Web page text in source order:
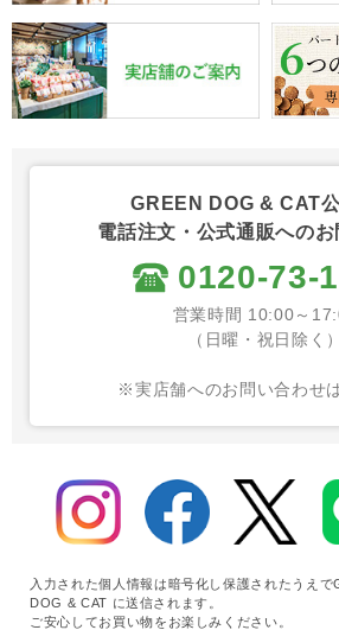
GREEN DOG & CAT
電話注文・公式通販への
0120-73-
営業時間 10:00～
（日曜・祝日除く）
※実店舗へのお問い合わせ
入力された個人情報は暗号化し保護されたうえで
DOG & CAT に送信されます。
ご安心してお買い物をお楽しみください。